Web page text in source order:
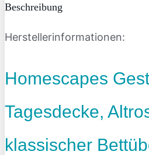
Beschreibung
Herstellerinformationen:
Homescapes
Tagesdecke,
klassischer